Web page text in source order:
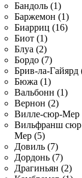
Бандоль (1)
Баржемон (1)
Биарриц (16)
Биот (1)
Блуа (2)
Бордо (7)
Брив-ла-Гайярд
Бюжа (1)
Вальбонн (1)
Вернон (2)
Вилле-сюр-Мер
Вильфранш сюр
Мер (5)
Довиль (7)
Дордонь (7)
Драгиньян (2)